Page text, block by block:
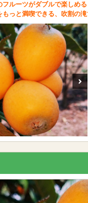
フルーツがダブルで楽しめ
もっと満喫できる、吹割の